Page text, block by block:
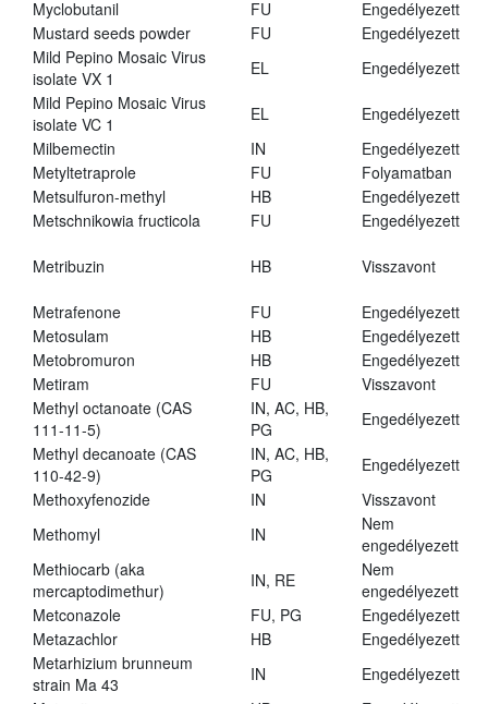
Myclobutanil FU
Engedélyezett
Mustard seeds powder
FU
Engedélyezett
Mild Pepino Mosaic Virus
isolate VX 1
EL
Engedélyezett
Mild Pepino Mosaic Virus
isolate VC 1
EL
Engedélyezett
Milbemectin
IN
Engedélyezett
Metyltetraprole
FU
Folyamatban
Metsulfuron-methyl
HB
Engedélyezett
Metschnikowia fructicola
FU Engedélyezett
Metribuzin HB Visszavont
Metrafenone FU
Engedélyezett
Metosulam
HB
Engedélyezett
Metobromuron
HB
Engedélyezett
Metiram
FU
Visszavont
Methyl octanoate (CAS
111-11-5)
IN, AC, HB,
PG
Engedélyezett
Methyl decanoate (CAS
110-42-9)
IN, AC, HB,
PG
Engedélyezett
Methoxyfenozide
IN
Visszavont
Methomyl
IN
Nem
engedélyezett
Methiocarb (aka
mercaptodimethur)
IN, RE
Nem
engedélyezett
Metconazole
FU, PG
Engedélyezett
Metazachlor
HB
Engedélyezett
Metarhizium brunneum
strain Ma 43
IN
Engedélyezett